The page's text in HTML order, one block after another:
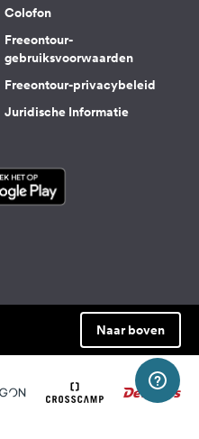
Colofon
Freeontour-
gebruiksvoorwaarden
Freeontour-privacybeleid
Juridische Informatie
Naar boven